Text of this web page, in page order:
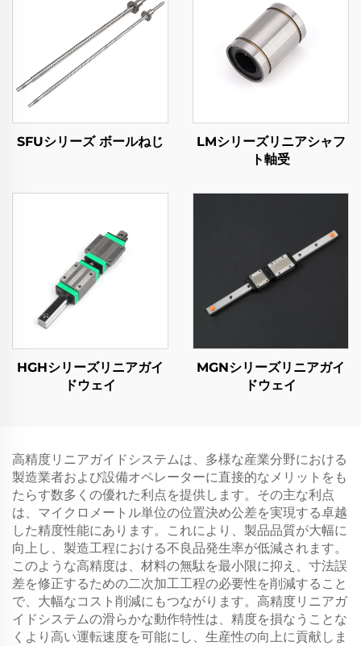
SFUシリーズ ボールねじ
LMシリーズリニアシャフ
ト軸受
HGHシリーズリニアガイ
ドウェイ
MGNシリーズリニアガイ
ドウェイ
高精度リニアガイドシステムは、多様な産業分野における
製造業者および設備オペレーターに直接的なメリットをも
たらす数多くの優れた利点を提供します。その主な利点
は、マイクロメートル単位の位置決め公差を実現する卓越
した精度性能にあります。これにより、製品品質が大幅に
向上し、製造工程における不良品発生率が低減されます。
このような高精度は、材料の無駄を最小限に抑え、寸法誤
差を修正するための二次加工工程の必要性を削減すること
で、大幅なコスト削減にもつながります。高精度リニアガ
イドシステムの滑らかな動作特性は、精度を損なうことな
くより高い運転速度を可能にし、生産性の向上に貢献しま